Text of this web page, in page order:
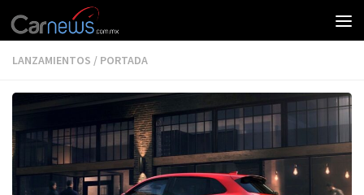
LANZAMIENTOS / PORTADA